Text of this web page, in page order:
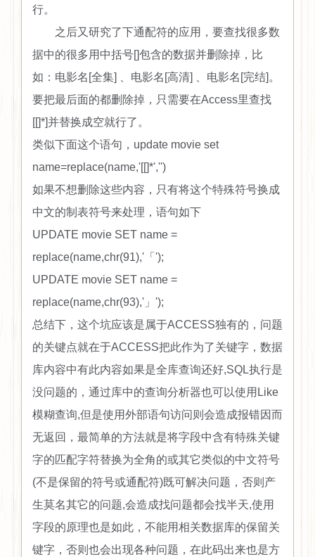
行。
之后又研究了下通配符的应用，要查找很多数
据中的很多用中括号[]包含的数据并删除掉，比
如：电影名[全集] 、电影名[高清] 、电影名[完结]。
要把最后面的都删除掉，只需要在Access里查找
[[]*]并替换成空就行了。
类似下面这个语句，update movie set
name=replace(name,'[[]*','')
如果不想删除这些内容，只有将这个特殊符号换成
中文的制表符号来处理，语句如下
UPDATE movie SET name =
replace(name,chr(91),'「');
UPDATE movie SET name =
replace(name,chr(93),'」');
总结下，这个坑应该是属于ACCESS独有的，问题
的关键点就在于ACCESS把此作为了关键字，数据
库内容中有此内容如果是全库查询还好,SQL执行是
没问题的，通过库中的查询分析器也可以使用Like
模糊查询,但是使用外部语句访问则会造成报错因而
无返回，最简单的方法就是将字段中含有特殊关键
字的匹配字符替换为全角的或其它类似的中文符号
(不是保留的符号或通配符)既可解决问题，否则产
生莫名其它的问题,会造成找问题都会找半天,使用
字段的原理也是如此，不能用相关数据库的保留关
键字，否则也会出现各种问题，在此码出来也是方